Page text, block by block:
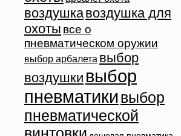
воздушкавоздушка для
охоты все о
пневматическом оружии
выбор арбалета выбор
воздушки выбор
пневматикивыбор
пневматической